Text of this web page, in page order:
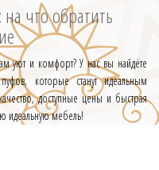
что обратить
уют и комфорт? У нас вы найдёте
которые станут идеальным
доступные цены и быстрая
идеальную мебель!